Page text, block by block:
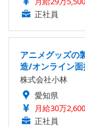
正社員
アニメグッズの
造/オンライン面
株式会社小林
愛知県
月給30万
正社員